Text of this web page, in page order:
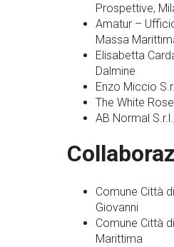
Prospettive,
Amatur –
Massa
Elisabetta
Dalmine
Enzo Miccio
The White
AB Normal
Comune Città
Giovanni
Comune Città
Marittima